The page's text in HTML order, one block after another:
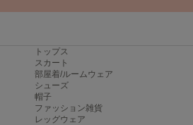
トップス
スカート
部屋着/ルームウェア
シューズ
帽子
ファッション雑貨
レッグウェア